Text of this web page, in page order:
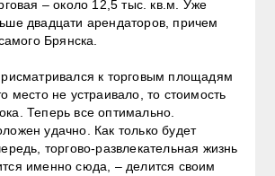
– около 12,5 тыс. кв.м. Уже
двадцати арендаторов, причем
Брянска.
к торговым площадям
место не устраивало, то стоимость
Теперь все оптимально.
удачно. Как только будет
торгово-развлекательная жизнь
именно сюда, – делится своим